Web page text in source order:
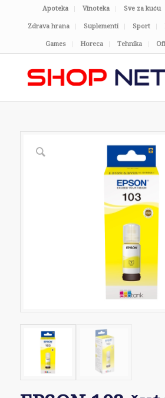
Apoteka Vinoteka Sve za kuću
Zdrava hrana Suplementi Sport
Games Horeca Tehnika